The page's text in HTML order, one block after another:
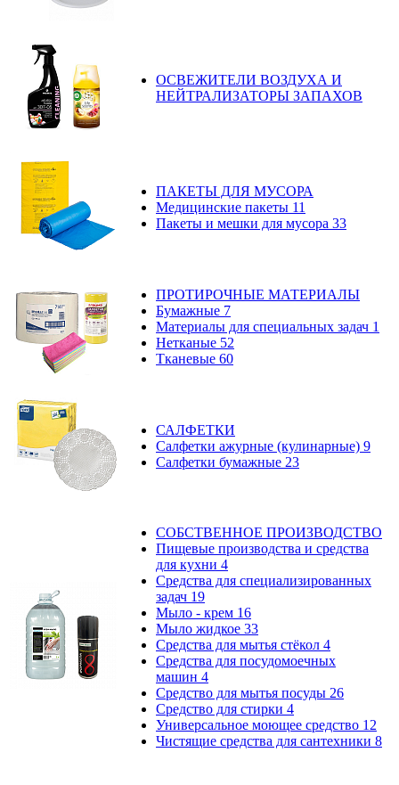
ОСВЕЖИТЕЛИ ВОЗДУХА И
НЕЙТРАЛИЗАТОРЫ ЗАПАХОВ
ПАКЕТЫ ДЛЯ МУСОРА
Медицинские пакеты 11
Пакеты и мешки для мусора 33
ПРОТИРОЧНЫЕ МАТЕРИАЛЫ
Бумажные 7
Материалы для специальных задач 1
Нетканые 52
Тканевые 60
САЛФЕТКИ
Салфетки ажурные (кулинарные) 9
Салфетки бумажные 23
СОБСТВЕННОЕ ПРОИЗВОДСТВО
Пищевые производства и средства
для кухни 4
Средства для специализированных
задач 19
Мыло - крем 16
Мыло жидкое 33
Средства для мытья стёкол 4
Средства для посудомоечных
машин 4
Средство для мытья посуды 26
Средство для стирки 4
Универсальное моющее средство 12
Чистящие средства для сантехники 8